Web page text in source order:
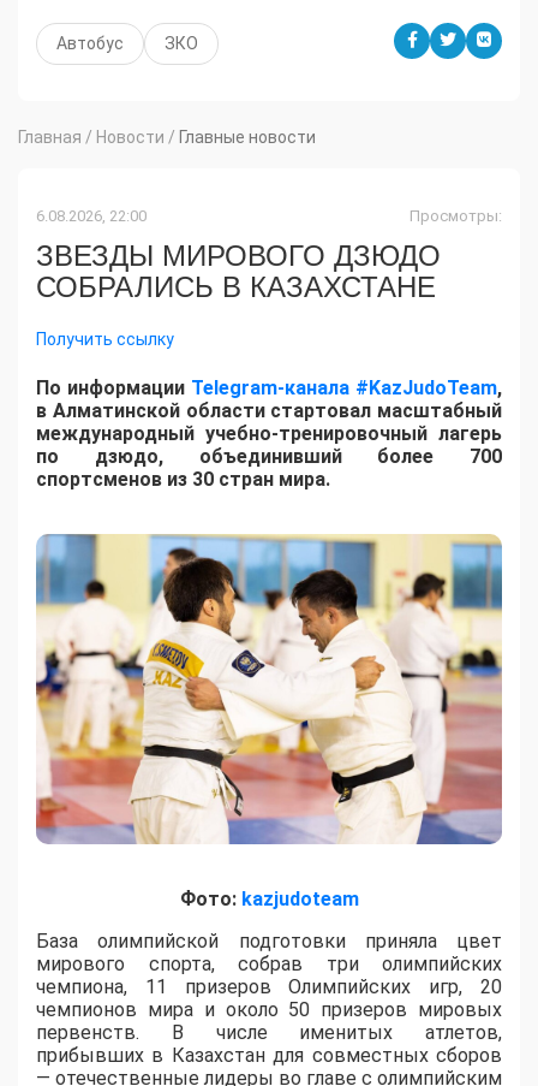
Автобус ЗКО
Главная / Новости / Главные новости
6.08.2026, 22:00 Просмотры:
ЗВЕЗДЫ МИРОВОГО ДЗЮДО
СОБРАЛИСЬ В КАЗАХСТАНЕ
Получить ссылку
По информации Telegram-канала #KazJudoTeam,
в Алматинской области стартовал масштабный
международный учебно-тренировочный лагерь
по дзюдо, объединивший более 700
спортсменов из 30 стран мира.
Фото: kazjudoteam
База олимпийской подготовки приняла цвет
мирового спорта, собрав три олимпийских
чемпиона, 11 призеров Олимпийских игр, 20
чемпионов мира и около 50 призеров мировых
первенств. В числе именитых атлетов,
прибывших в Казахстан для совместных сборов
— отечественные лидеры во главе с олимпийским